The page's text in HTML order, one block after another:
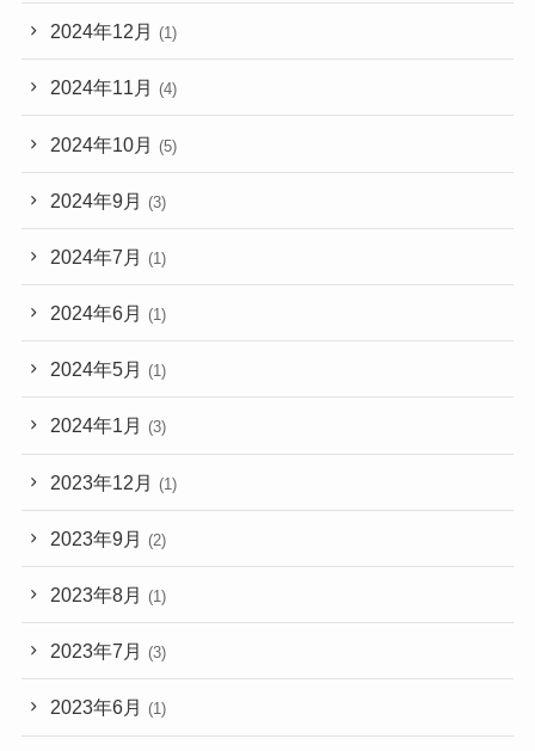
2024年12月 (1)
2024年11月 (4)
2024年10月 (5)
2024年9月 (3)
2024年7月 (1)
2024年6月 (1)
2024年5月 (1)
2024年1月 (3)
2023年12月 (1)
2023年9月 (2)
2023年8月 (1)
2023年7月 (3)
2023年6月 (1)